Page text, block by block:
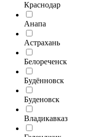
Краснодар
Анапа
Астрахань
Белореченск
Будённовск
Буденовск
Владикавказ